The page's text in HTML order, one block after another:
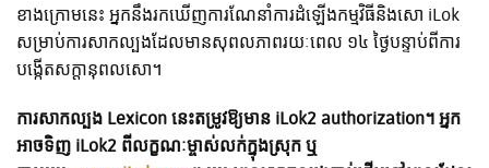
ភាសា/តំបន់
ខាងក្រោមនេះ អ្នកនឹងរកឃើញការណែនាំការដំឡើងកម្មវិធីនិងសោ iLok
សម្រាប់ការសាកល្បងដែលមានសុពលភាពរយៈពេល ១៤ ថ្ងៃបន្ទាប់ពីការ
បង្កើតសក្តានុពលសោ។
ការសាកល្បង Lexicon នេះតម្រូវឱ្យមាន iLok2 authorization។ អ្នក
អាចទិញ iLok2 ពីលក្ខណៈម្ចាស់លក់ក្នុងស្រុក ឬ